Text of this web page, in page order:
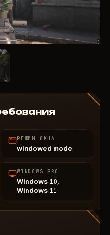
РЕЖИМ ОКНА
windowed mode
WINDOWS PRO
Windows 10,
Windows 11